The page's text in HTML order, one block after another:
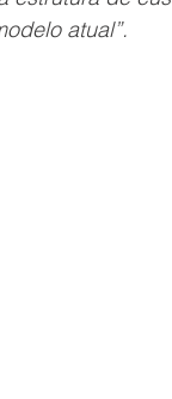
atual”.